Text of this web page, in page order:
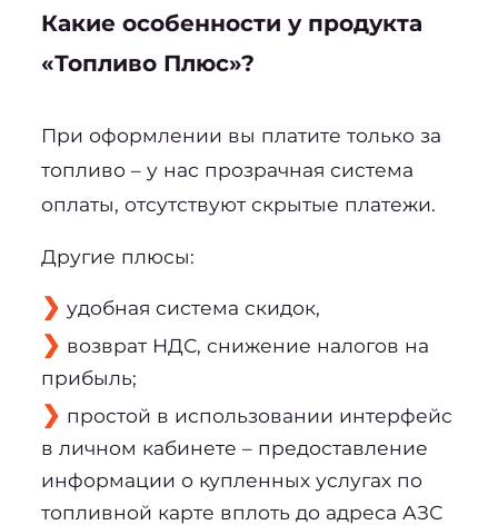
Какие особенности у продукта
«Топливо Плюс»?
При оформлении вы платите только за
топливо – у нас прозрачная система
оплаты, отсутствуют скрытые платежи.
Другие плюсы:
удобная система скидок,
возврат НДС, снижение налогов на
прибыль;
простой в использовании интерфейс
в личном кабинете – предоставление
информации о купленных услугах по
топливной карте вплоть до адреса АЗС